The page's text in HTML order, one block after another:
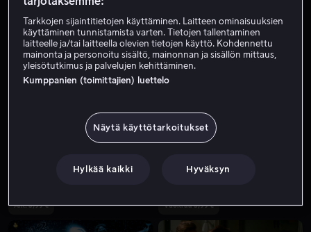
Alk. 3,99 € Vuokraa 3,99 €
Tarkkojen sijaintitietojen käyttäminen. Laitteen ominaisuuksien
käyttäminen tunnistamista varten. Tietojen tallentaminen
laitteelle ja/tai laitteella olevien tietojen käyttö. Kohdennettu
mainonta ja personoitu sisältö, mainonnan ja sisällön mittaus,
yleisötutkimus ja palvelujen kehittäminen.
Kumppanien (toimittajien) luettelo
Näytä käyttötarkoitukset
Hylkää kaikki Hyväksyn